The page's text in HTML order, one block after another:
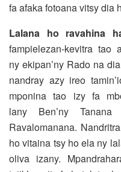
fa afaka fotoana vitsy dia
Lalana ho ravahina
fampielezan-kevitra tao
ny ekipan’ny Rado na
nandray azy ireo
mponina tao izy fa
lany Ben’ny
Ravalomanana.
ho vitaina tsy ho ela ny
oliva izany.